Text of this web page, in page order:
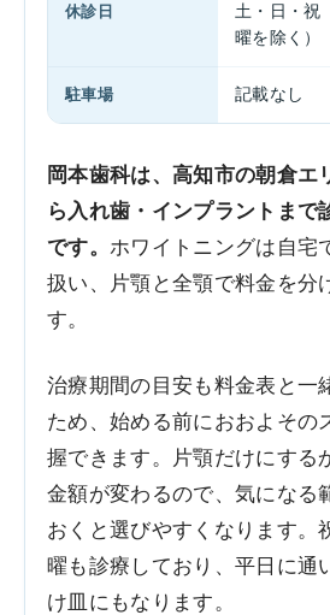
休診日
土・日・祝
曜を除く）
駐車場 記載なし
岡本歯科は、高知市の朝倉エ
ら入れ歯・インプラントまで
です。 ホワイトニングは自宅
扱い、片顎と全顎で料金を分
す。
治療期間の目安も料金表と一
ため、始める前におおよその
握できます。片顎だけにする
金額が変わるので、気になる
おくと選びやすくなります。
曜も診療しており、平日に通
け皿にもなります。